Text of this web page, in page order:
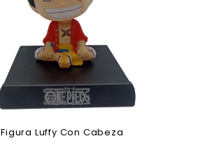
Figura Luffy Con Cabeza